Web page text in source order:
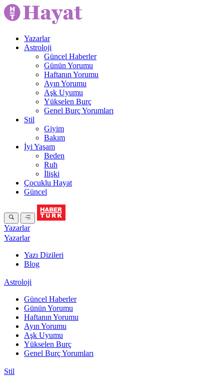
Yazarlar
Astroloji
Güncel Haberler
Günün Yorumu
Haftanın Yorumu
Ayın Yorumu
Aşk Uyumu
Yükselen Burç
Genel Burç Yorumları
Stil
Giyim
Bakım
İyi Yaşam
Beden
Ruh
İlişki
Çocuklu Hayat
Güncel
Yazarlar
Yazarlar
Yazı Dizileri
Blog
Astroloji
Güncel Haberler
Günün Yorumu
Haftanın Yorumu
Ayın Yorumu
Aşk Uyumu
Yükselen Burç
Genel Burç Yorumları
Stil